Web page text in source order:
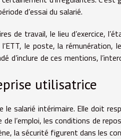
d’essai du salarié.
de travail, le lieu d’exercice,
le poste, la
d’inclure de ces mentions,
utilisatrice
salarié intérimaire. Elle doit
l’emploi, les conditions de
la sécurité figurent dans les